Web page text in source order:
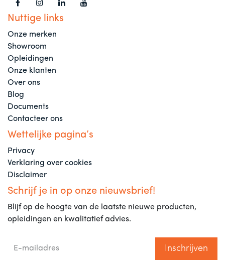
Nuttige links
Onze merken
Showroom
Opleidingen
Onze klanten
Over ons
Blog
Documents
Contacteer ons
Wettelijke pagina’s
Privacy
Verklaring over cookies
Disclaimer
Schrijf je in op onze nieuwsbrief!
Blijf op de hoogte van de laatste nieuwe producten,
opleidingen en kwalitatief advies.
Inschrijven